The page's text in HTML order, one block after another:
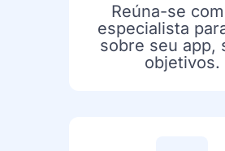
Reúna-se
especialista
sobre seu app,
objetivos.